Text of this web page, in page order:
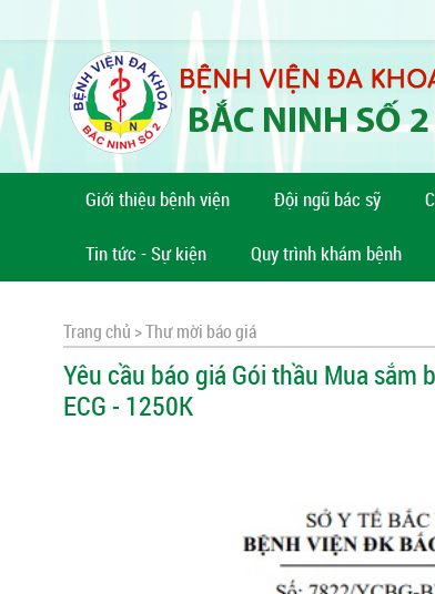
Giới thiệu bệnh viện Đội ngũ bác sỹ
Tin tức - Sự kiện Quy trình khám bệnh
Trang chủ >Thư mời báo giá
Yêu cầu báo giá Gói thầu Mua
ECG - 1250K